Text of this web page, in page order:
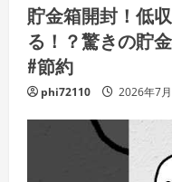
貯金箱開封！低
る！？驚きの貯
#節約
phi72110 2026年7